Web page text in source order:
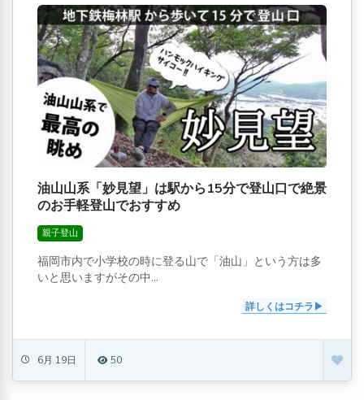
油山山系「妙見望」は駅から15分で登山口で絶景
のお手軽登山でおすすめ
親子登山
福岡市内で小学校の時に登る山で「油山」という方は多
いと思いますがその中...
詳しくはコチラ
6月 19日 50